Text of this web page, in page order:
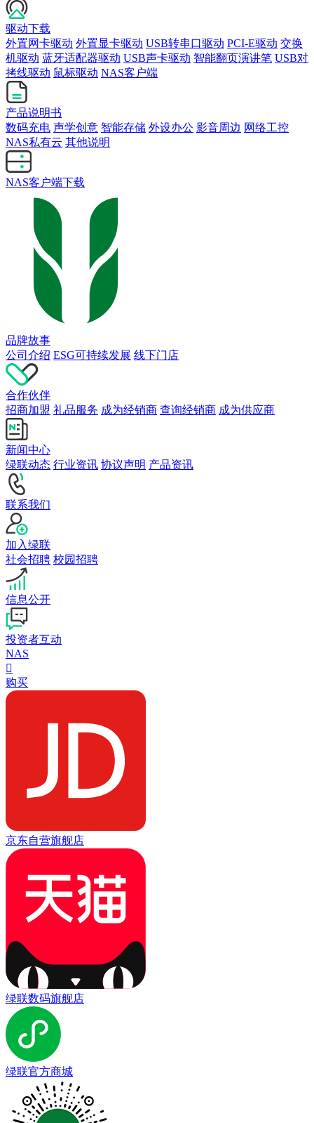
驱动下载
外置网卡驱动 外置显卡驱动 USB转串口驱动 PCI-E驱动 交换
机驱动 蓝牙适配器驱动 USB声卡驱动 智能翻页演讲笔 USB对
拷线驱动 鼠标驱动 NAS客户端
产品说明书
数码充电 声学创意 智能存储 外设办公 影音周边 网络工控
NAS私有云 其他说明
NAS客户端下载
品牌故事
公司介绍 ESG可持续发展 线下门店
合作伙伴
招商加盟 礼品服务 成为经销商 查询经销商 成为供应商
新闻中心
绿联动态 行业资讯 协议声明 产品资讯
联系我们
加入绿联
社会招聘 校园招聘
信息公开
投资者互动
NAS

购买
京东自营旗舰店
绿联数码旗舰店
绿联官方商城